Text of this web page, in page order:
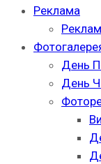
Реклама
День
День